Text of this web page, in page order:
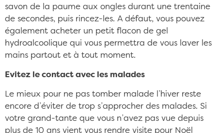
savon de la paume aux ongles durant une trentaine
de secondes, puis rincez-les. A défaut, vous pouvez
également acheter un petit flacon de gel
hydroalcoolique qui vous permettra de vous laver les
mains partout et à tout moment.
Evitez le contact avec les malades
Le mieux pour ne pas tomber malade l’hiver reste
encore d’éviter de trop s’approcher des malades. Si
votre grand-tante que vous n’avez pas vue depuis
plus de 10 ans vient vous rendre visite pour Noël